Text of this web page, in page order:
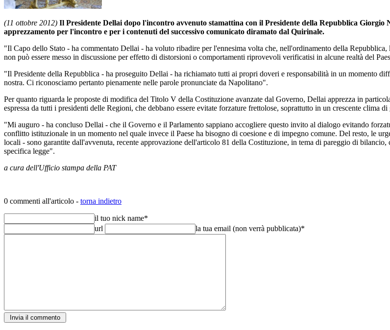
(11 ottobre 2012) Il Presidente Dellai dopo l'incontro avvenuto stamattina con il Presidente della Repubblica Giorgio
apprezzamento per l'incontro e per i contenuti del successivo comunicato diramato dal Quirinale.
"Il Capo dello Stato - ha commentato Dellai - ha voluto ribadire per l'ennesima volta che, nell'ordinamento della
non può essere messo in discussione per effetto di distorsioni o comportamenti riprovevoli verificatisi in alcune realtà del
"Il Presidente della Repubblica - ha proseguito Dellai - ha richiamato tutti ai propri doveri e responsabilità in un momento
nostra. Ci riconosciamo pertanto pienamente nelle parole pronunciate da Napolitano".
Per quanto riguarda le proposte di modifica del Titolo V della Costituzione avanzate dal Governo, Dellai apprezza in
espressa da tutti i presidenti delle Regioni, che debbano essere evitate forzature frettolose, soprattutto in un crescente clima
"Mi auguro - ha concluso Dellai - che il Governo e il Parlamento sappiano accogliere questo invito al dialogo evitando
conflitto istituzionale in un momento nel quale invece il Paese ha bisogno di coesione e di impegno comune. Del resto, le
locali - sono garantite dall'avvenuta, recente approvazione dell'articolo 81 della Costituzione, in tema di pareggio di
specifica legge".
a cura dell'Ufficio stampa della PAT
0 commenti all'articolo - torna indietro
il tuo nick name*
url
la tua email (non verrà pubblicata)*